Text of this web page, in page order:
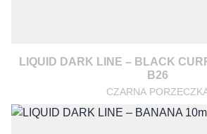
LIQUID DARK LINE – BLACK
B26
CZARNA